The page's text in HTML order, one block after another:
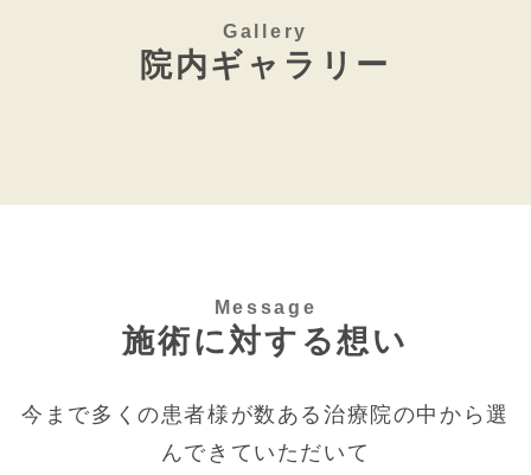
Gallery
院内ギャラリー
Message
施術に対する想い
今まで多くの患者様が数ある治療院の中から選
んできていただいて